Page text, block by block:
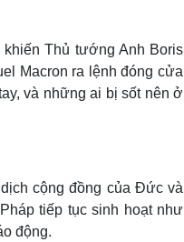
Thủ tướng Anh Boris
Macron ra lệnh đóng cửa
và những ai bị sốt nên ở
cộng đồng của Đức và
tiếp tục sinh hoạt như
động.